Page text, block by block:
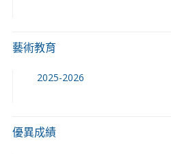
藝術教育
2025-2026
優異成績